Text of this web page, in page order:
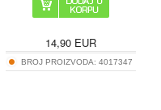
14,90EUR
BROJ PROIZVODA: 4017347